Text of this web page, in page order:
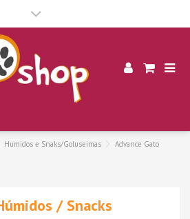
Humidos e Snaks/Goluseimas
Advance Gato
/ Snacks